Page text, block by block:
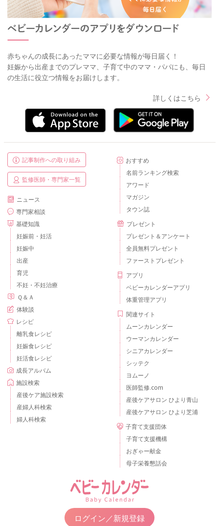
赤ちゃんの成長にあったママに必要な情報が毎日届く！
妊娠から出産までのプレママ、子育て中のママ・パパにも、毎日
の生活に役立つ情報をお届けします。
詳しくはこちら
記事制作への取り組み
監修医師・専門家一覧
ニュース
専門家相談
基礎知識
妊娠前・妊活
妊娠中
出産
育児
不妊・不妊治療
Ｑ＆Ａ
体験談
レシピ
離乳食レシピ
妊娠食レシピ
妊活食レシピ
成長アルバム
施設検索
産後ケア施設検索
産婦人科検索
婦人科検索
おすすめ
名前ランキング検索
アワード
マガジン
タウン誌
プレゼント
プレゼント＆アンケート
全員無料プレゼント
ファーストプレゼント
アプリ
ベビーカレンダーアプリ
体重管理アプリ
関連サイト
ムーンカレンダー
ウーマンカレンダー
シニアカレンダー
シッテク
ヨムーノ
医師監修.com
産後ケアサロン ひより青山
産後ケアサロン ひより芝浦
子育て支援団体
子育て支援機構
おぎゃー献金
母子栄養懇話会
ログイン／新規登録